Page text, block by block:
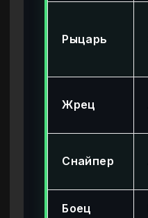
Рыцарь
Жрец
Снайпер
Боец